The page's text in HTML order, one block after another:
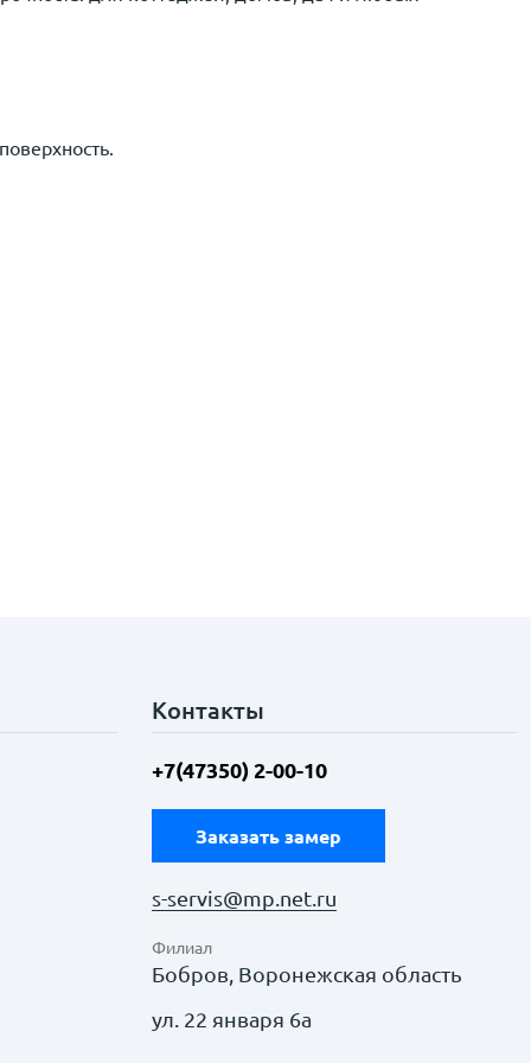
Контакты
+7(47350) 2-00-10
Заказать замер
s-servis@mp.net.ru
Филиал
Бобров, Воронежская область
ул. 22 января 6а